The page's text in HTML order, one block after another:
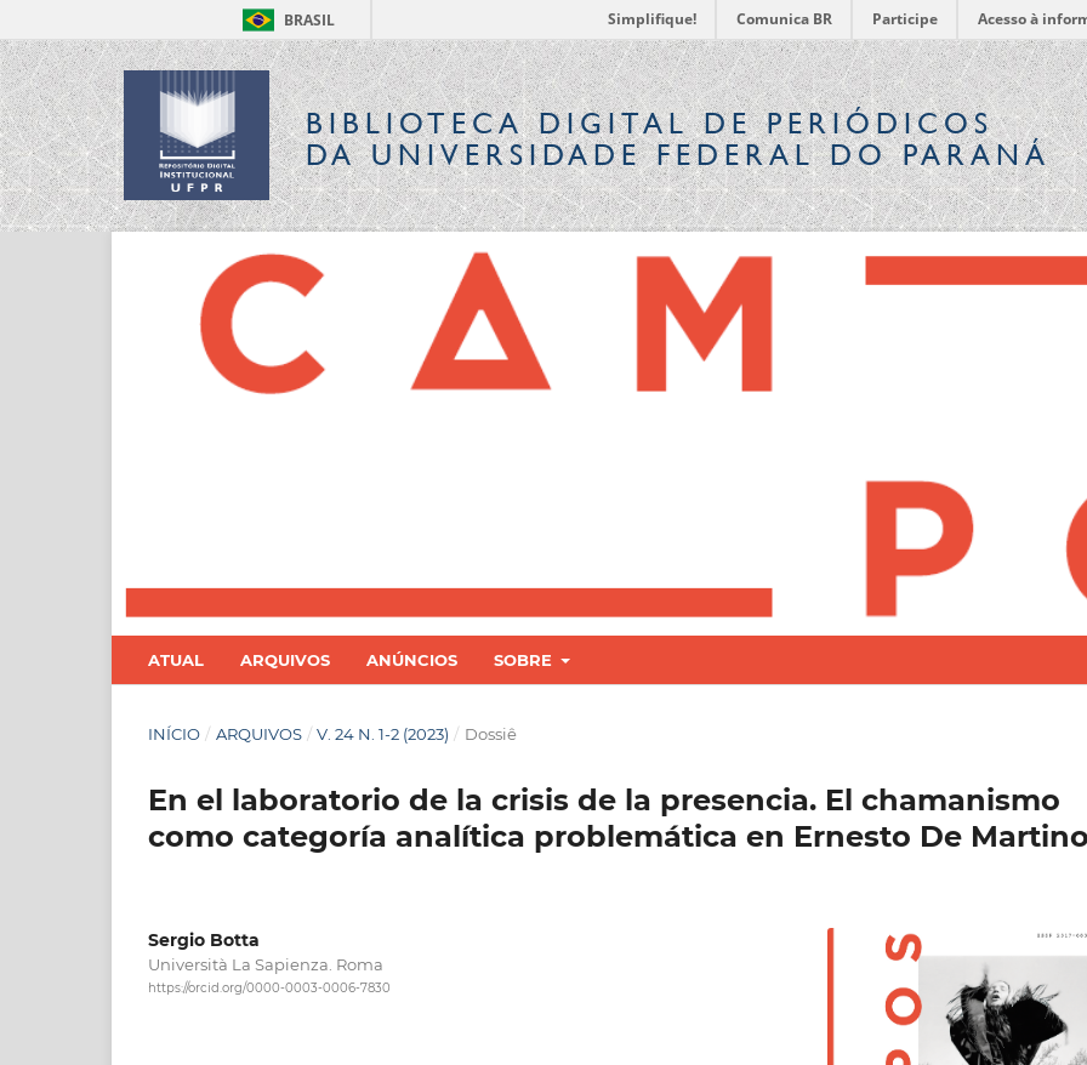
BRASIL Simplifique! Comunica BR Participe Acesso à
BIBLIOTECA DIGITALDE PERIÓDICOS
DA UNIVERSIDADE FEDERAL DO PARANÁ
ATUAL ARQUIVOS ANÚNCIOS SOBRE
INÍCIO / ARQUIVOS / V. 24 N. 1-2 (2023) / Dossiê
En el laboratorio de la crisis de la presencia. El chamanismo
como categoría analítica problemática en Ernesto De Martino
Sergio Botta
Università La Sapienza. Roma
https://orcid.org/0000-0003-0006-7830